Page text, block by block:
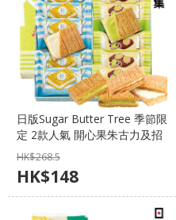
日版Sugar Butter Tree 季節限
定 2款人氣 開心果朱古力及招
牌糖烤牛油 夾心酥餅禮盒 (1盒
12件)【市集世界 - 日本市集】
HK$268.5
HK$148